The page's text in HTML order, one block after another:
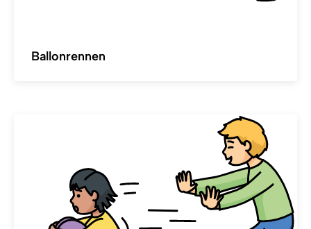
Ballonrennen